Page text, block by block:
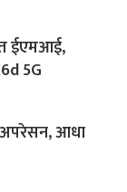
ईएमआई,
5G
अपरेसन, आधा